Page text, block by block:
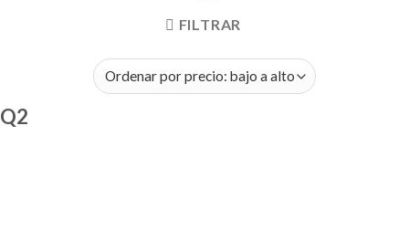
FILTRAR
Q2